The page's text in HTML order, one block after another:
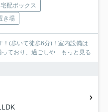
宅配ボックス
き場
！(歩いて徒歩6分)！室内設備は
ており、過ごしや... もっと見る